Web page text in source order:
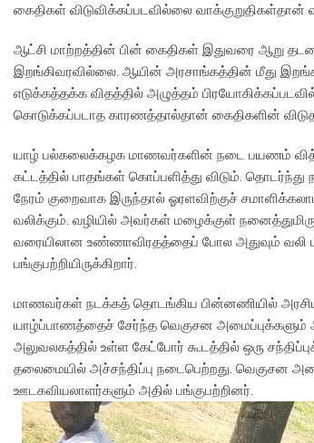
கைதிகள் விடுவிக்கப்படவில்லை
ஆட்சி மாற்றத்தின் பின் கைதிகள் இதுவரை ஆறு
இறங்கிவரவில்லை. ஆயின் அரசாங்கத்தின் மீது
எடுக்கத்தக்க விதத்தில் அழுத்தம்
கொடுக்கப்படாத காரணத்தால்தான் கைதிகளின்
யாழ் பல்கலைக்கழக மாணவர்களின் நடை பயணம்
கட்டத்தில் பாதங்கள் கொப்பளித்து விடும். தொடர்ந்து
நேரம் குறைவாக இருந்தால் ஓரளவிற்குச்
வலிக்கும். வழியில் அவர்கள் மழைக்குள்
வரையிலான உண்ணாவிரதத்தைப் போல அதுவும் வலி
பங்குபற்றியிருக்கிறார்.
மாணவர்கள் நடக்கத் தொடங்கிய பின்னணியில்
யாழ்ப்பாணத்தைச் சேர்ந்த வெகுசன அமைப்புக்களும்
அலுவலகத்தில் உள்ள கேட்போர் கூடத்தில் ஒரு
தலைமையில் அச்சந்திப்பு நடைபெற்றது. வெகுசன
ஊடகவியலாளர்களும் அதில் பங்குபற்றினர்.